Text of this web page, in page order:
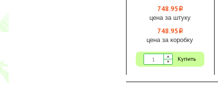
карман/язык 1/25
748.95 i
цена за штуку
748.95 i
цена за коробку
Купить